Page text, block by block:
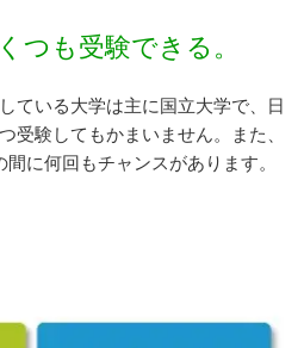
つも受験できる。
ている大学は主に国立大学で、日
受験してもかまいません。また、
に何回もチャンスがあります。